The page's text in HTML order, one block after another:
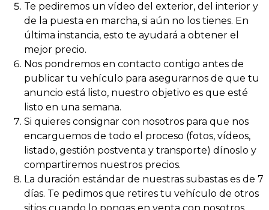
Te pediremos un vídeo del exterior, del interior y
de la puesta en marcha, si aún no los tienes. En
última instancia, esto te ayudará a obtener el
mejor precio.
Nos pondremos en contacto contigo antes de
publicar tu vehículo para asegurarnos de que tu
anuncio está listo, nuestro objetivo es que esté
listo en una semana.
Si quieres consignar con nosotros para que nos
encarguemos de todo el proceso (fotos, vídeos,
listado, gestión postventa y transporte) dínoslo y
compartiremos nuestros precios.
La duración estándar de nuestras subastas es de 7
días. Te pedimos que retires tu vehículo de otros